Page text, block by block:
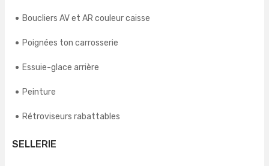
Boucliers AV et AR couleur caisse
Poignées ton carrosserie
Essuie-glace arrière
Peinture
Rétroviseurs rabattables
SELLERIE